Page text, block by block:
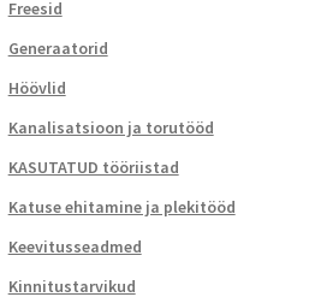
Freesid
Generaatorid
Höövlid
Kanalisatsioon ja torutööd
KASUTATUD tööriistad
Katuse ehitamine ja plekitööd
Keevitusseadmed
Kinnitustarvikud